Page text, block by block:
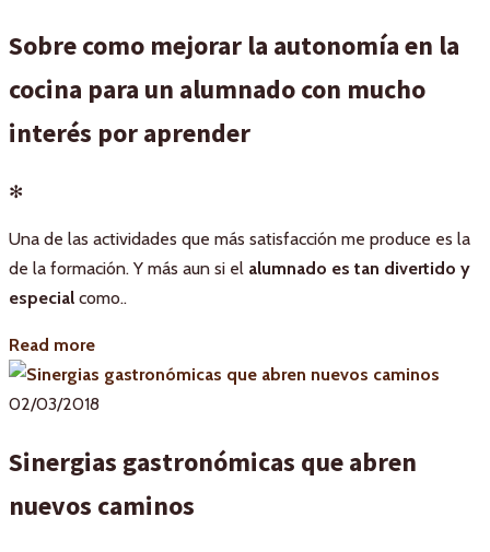
Sobre como mejorar la autonomía en la
cocina para un alumnado con mucho
interés por aprender
✻
Una de las actividades que más satisfacción me produce es la
de la formación. Y más aun si el alumnado es tan divertido y
especial como..
Read more
02/03/2018
Sinergias gastronómicas que abren
nuevos caminos